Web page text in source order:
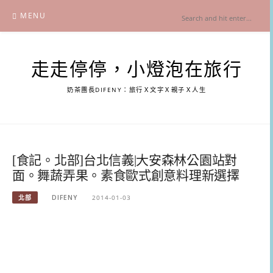
content
MENU
走走停停，小燈泡在旅行
奶茶團長DIFENY：旅行Ｘ文字Ｘ親子Ｘ人生
[食記。北部]台北信義|大安森林公園站對
面。舞蔬弄果。素食歐式創意料理新選擇
北部 DIFENY 2014-01-03